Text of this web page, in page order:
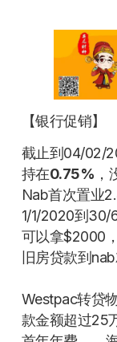
【银行促销】
截止到04/02/
持在0.75% ，
Nab首次置业
1/1/2020到30/
可以拿$2000
旧房贷款到
Westpac转贷
款金额超过25